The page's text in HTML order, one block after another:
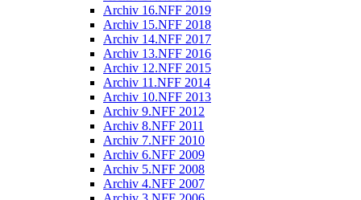
Archiv 16.NFF 2019
Archiv 15.NFF 2018
Archiv 14.NFF 2017
Archiv 13.NFF 2016
Archiv 12.NFF 2015
Archiv 11.NFF 2014
Archiv 10.NFF 2013
Archiv 9.NFF 2012
Archiv 8.NFF 2011
Archiv 7.NFF 2010
Archiv 6.NFF 2009
Archiv 5.NFF 2008
Archiv 4.NFF 2007